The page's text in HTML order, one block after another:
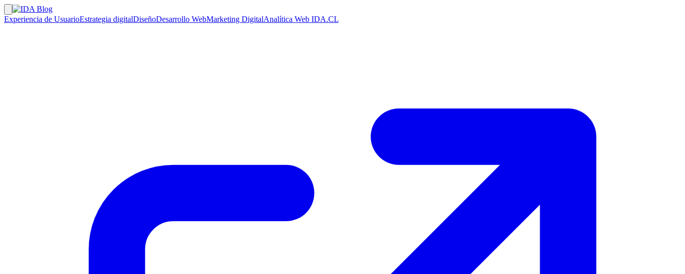
Experiencia de UsuarioEstrategia digitalDiseñoDesarrollo WebMarketing DigitalAnalítica Web IDA.CL